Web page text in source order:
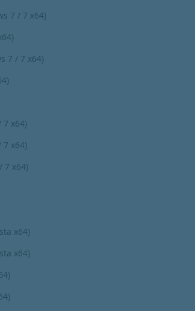
7 / 7 x64)
7 / 7 x64)
7 x64)
7 x64)
7 x64)
x64)
x64)